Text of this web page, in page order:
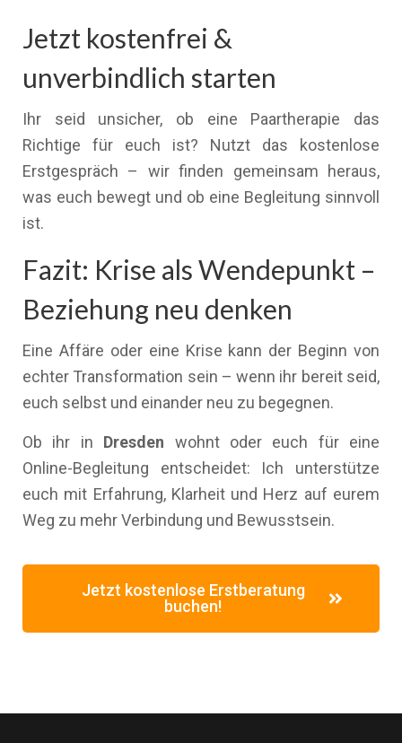
Jetzt kostenfrei &
unverbindlich starten
Ihr seid unsicher, ob eine Paartherapie das
Richtige für euch ist? Nutzt das kostenlose
Erstgespräch – wir finden gemeinsam heraus,
was euch bewegt und ob eine Begleitung sinnvoll
ist.
Fazit: Krise als Wendepunkt –
Beziehung neu denken
Eine Affäre oder eine Krise kann der Beginn von
echter Transformation sein – wenn ihr bereit seid,
euch selbst und einander neu zu begegnen.
Ob ihr in Dresden wohnt oder euch für eine
Online-Begleitung entscheidet: Ich unterstütze
euch mit Erfahrung, Klarheit und Herz auf eurem
Weg zu mehr Verbindung und Bewusstsein.
Jetzt kostenlose Erstberatung
buchen!